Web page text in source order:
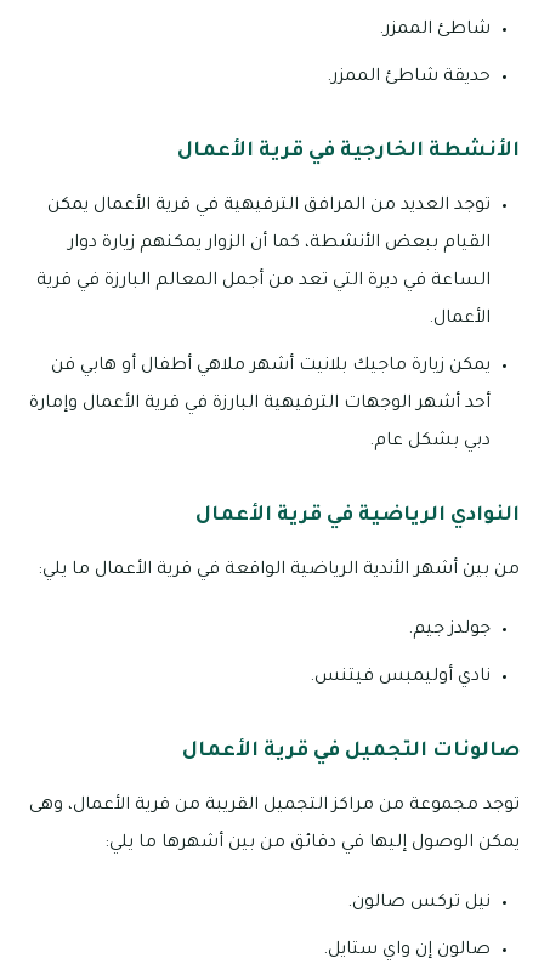
شاطئ الممزر.
حديقة شاطئ الممزر.
الأنشطة الخارجية في قرية الأعمال
توجد العديد من المرافق الترفيهية في قرية الأعمال يمكن
القيام ببعض الأنشطة، كما أن الزوار يمكنهم زيارة دوار
الساعة في ديرة التي تعد من أجمل المعالم البارزة في قرية
الأعمال.
يمكن زيارة ماجيك بلانيت أشهر ملاهي أطفال أو هابي فن
أحد أشهر الوجهات الترفيهية البارزة في قرية الأعمال وإمارة
دبي بشكل عام.
النوادي الرياضية في قرية الأعمال
من بين أشهر الأندية الرياضية الواقعة في قرية الأعمال ما يلي:
جولدز جيم.
نادي أوليمبس فيتنس.
صالونات التجميل في قرية الأعمال
توجد مجموعة من مراكز التجميل القريبة من قرية الأعمال، وهى
يمكن الوصول إليها في دقائق من بين أشهرها ما يلي:
نيل تركس صالون.
صالون إن واي ستايل.